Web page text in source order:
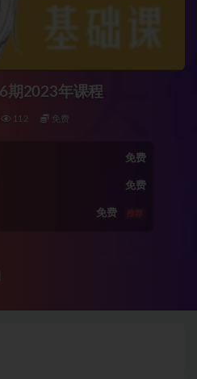
期2023年课程
112 免费
免费
免费
免费 推荐